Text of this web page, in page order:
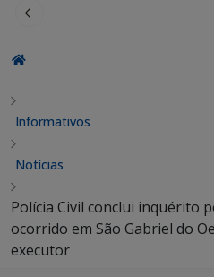
Informativos
Notícias
Polícia Civil conclui inquérito
ocorrido em São Gabriel do
executor